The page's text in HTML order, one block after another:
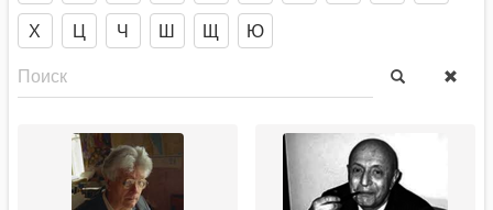
Х Ц Ч Ш Щ Ю